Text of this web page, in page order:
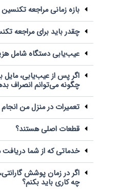
بازه زمانی مراجعه
چقدر باید برای مراجعه
عیب‌یابی دستگاه شامل
اگر پس از عیب‌یابی،
چگونه می‌توانم انصراف
تعمیرات در منزل من
قطعات اصلی هستند؟
خدماتی که از شما دریافت
اگر در زمان پوشش
چه کاری باید بکنم؟